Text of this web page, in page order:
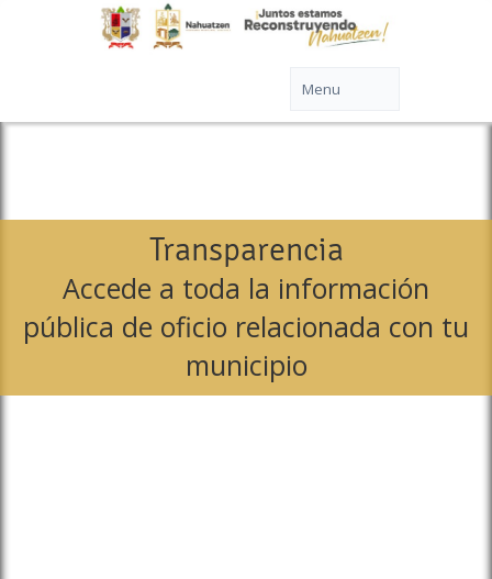
Transparencia
Accede a toda la información
pública de oficio relacionada con tu
municipio